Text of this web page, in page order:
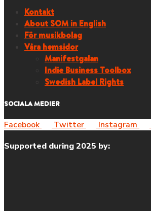
Kontakt
About SOM in English
För musikbolag
Våra hemsidor
Manifestgalan
Indie Business Toolbox
Swedish Label Rights
SOCIALA MEDIER
Facebook Twitter Instagram
Supported during 2025 by: